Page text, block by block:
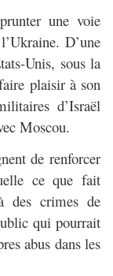
une voie
D’une
Unis, sous la
plaisir à son
d’Israël
Moscou.
de renforcer
ce que fait
des crimes de
qui pourrait
abus dans les